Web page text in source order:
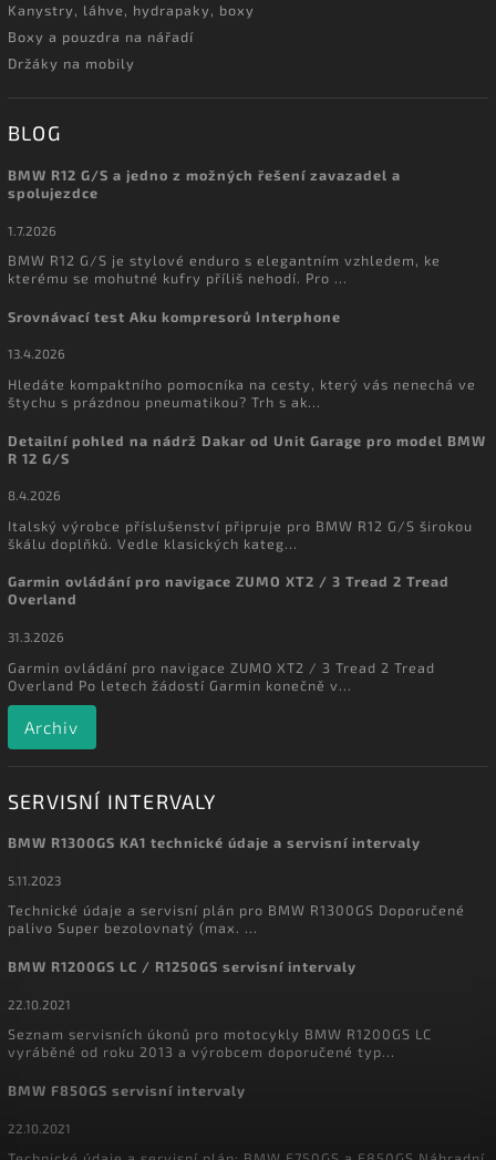
Kanystry, láhve, hydrapaky, boxy
Boxy a pouzdra na nářadí
Držáky na mobily
BLOG
BMW R12 G/S a jedno z možných řešení zavazadel a
spolujezdce
1.7.2026
BMW R12 G/S je stylové enduro s elegantním vzhledem, ke
kterému se mohutné kufry příliš nehodí. Pro ...
Srovnávací test Aku kompresorů Interphone
13.4.2026
Hledáte kompaktního pomocníka na cesty, který vás nenechá ve
štychu s prázdnou pneumatikou? Trh s ak...
Detailní pohled na nádrž Dakar od Unit Garage pro model BMW
R 12 G/S
8.4.2026
Italský výrobce příslušenství připruje pro BMW R12 G/S širokou
škálu doplňků. Vedle klasických kateg...
Garmin ovládání pro navigace ZUMO XT2 / 3 Tread 2 Tread
Overland
31.3.2026
Garmin ovládání pro navigace ZUMO XT2 / 3 Tread 2 Tread
Overland Po letech žádostí Garmin konečně v...
Archiv
SERVISNÍ INTERVALY
BMW R1300GS KA1 technické údaje a servisní intervaly
5.11.2023
Technické údaje a servisní plán pro BMW R1300GS Doporučené
palivo Super bezolovnatý (max. ...
BMW R1200GS LC / R1250GS servisní intervaly
22.10.2021
Seznam servisních úkonů pro motocykly BMW R1200GS LC
vyráběné od roku 2013 a výrobcem doporučené typ...
BMW F850GS servisní intervaly
22.10.2021